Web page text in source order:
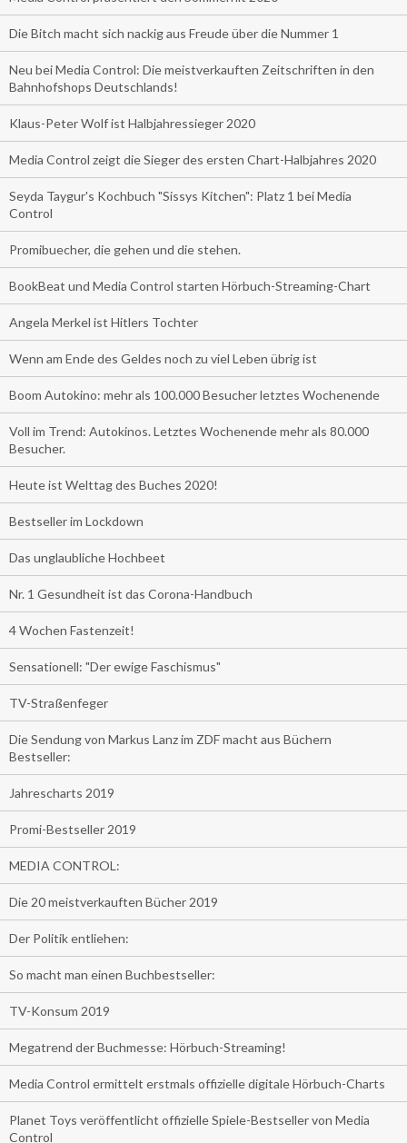
Die Bitch macht sich nackig aus Freude über die Nummer 1
Neu bei Media Control: Die meistverkauften Zeitschriften in den
Bahnhofshops Deutschlands!
Klaus-Peter Wolf ist Halbjahressieger 2020
Media Control zeigt die Sieger des ersten Chart-Halbjahres 2020
Seyda Taygur's Kochbuch "Sissys Kitchen": Platz 1 bei Media
Control
Promibuecher, die gehen und die stehen.
BookBeat und Media Control starten Hörbuch-Streaming-Chart
Angela Merkel ist Hitlers Tochter
Wenn am Ende des Geldes noch zu viel Leben übrig ist
Boom Autokino: mehr als 100.000 Besucher letztes Wochenende
Voll im Trend: Autokinos. Letztes Wochenende mehr als 80.000
Besucher.
Heute ist Welttag des Buches 2020!
Bestseller im Lockdown
Das unglaubliche Hochbeet
Nr. 1 Gesundheit ist das Corona-Handbuch
4 Wochen Fastenzeit!
Sensationell: "Der ewige Faschismus"
TV-Straßenfeger
Die Sendung von Markus Lanz im ZDF macht aus Büchern
Bestseller:
Jahrescharts 2019
Promi-Bestseller 2019
MEDIA CONTROL:
Die 20 meistverkauften Bücher 2019
Der Politik entliehen:
So macht man einen Buchbestseller:
TV-Konsum 2019
Megatrend der Buchmesse: Hörbuch-Streaming!
Media Control ermittelt erstmals offizielle digitale Hörbuch-Charts
Planet Toys veröffentlicht offizielle Spiele-Bestseller von Media
Control